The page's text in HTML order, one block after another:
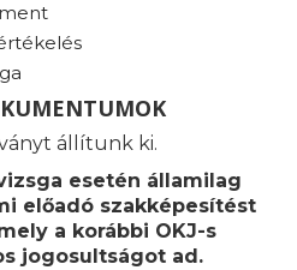
állítunk ki.
esetén államilag
előadó szakképesítést
a korábbi OKJ-s
jogosultságot ad.